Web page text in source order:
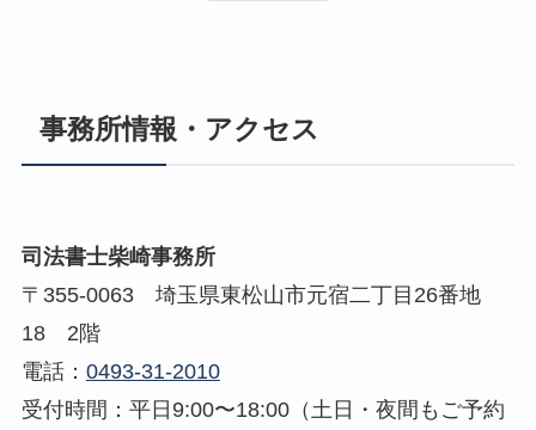
事務所情報・アクセス
司法書士柴崎事務所
〒355-0063 埼玉県東松山市元宿二丁目26番地
18 2階
電話： 0493-31-2010
受付時間：平日9:00〜18:00（土日・夜間もご予約